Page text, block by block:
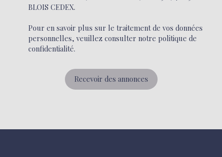
BLOIS CEDEX.
Pour en savoir plus sur le traitement de vos données
personnelles, veuillez consulter notre politique de
confidentialité.
Recevoir des annonces